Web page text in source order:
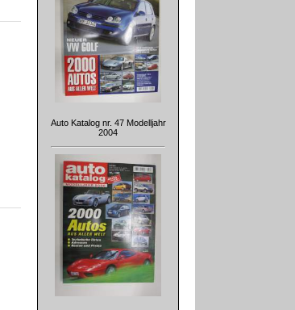
Auto Katalog nr. 47 Modelljahr
2004